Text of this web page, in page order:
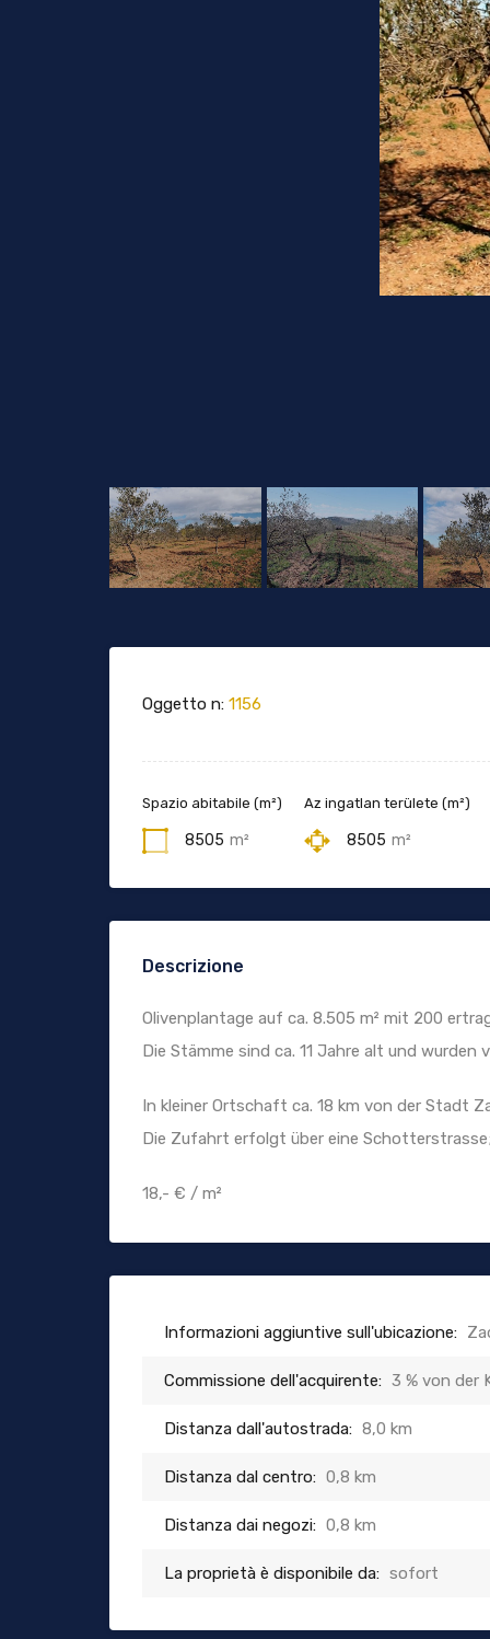
Oggetto n: 1156
Spazio abitabile (m²)
8505 m²
Az ingatlan területe (m²)
8505 m²
Descrizione
Olivenplantage auf ca. 8.505 m² mit 200
Die Stämme sind ca. 11 Jahre alt und
In kleiner Ortschaft ca. 18 km von der Stadt
Die Zufahrt erfolgt über eine
18,- € / m²
Informazioni aggiuntive sull'ubicazione:
Commissione dell'acquirente: 3 % von der
Distanza dall'autostrada: 8,0 km
Distanza dal centro: 0,8 km
Distanza dai negozi: 0,8 km
La proprietà è disponibile da: sofort